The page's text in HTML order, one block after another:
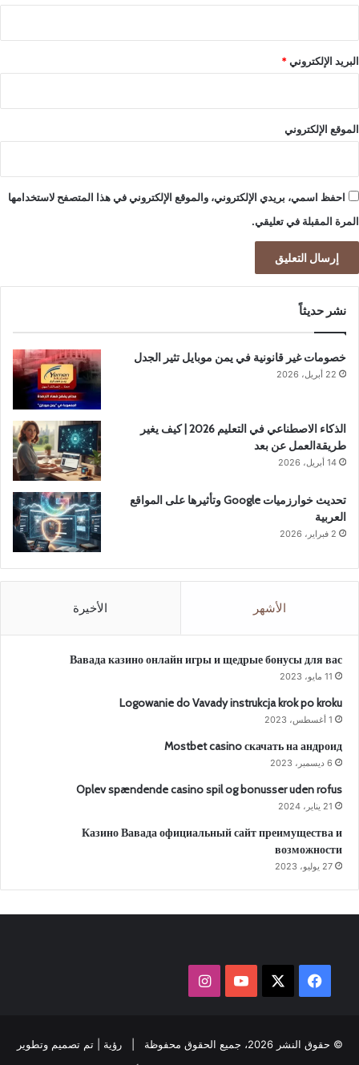
البريد الإلكتروني*
الموقع الإلكتروني
احفظ اسمي، بريدي الإلكتروني، والموقع الإلكتروني في هذا المتصفح لاستخدامها
المرة المقبلة في تعليقي.
نشر حديثاً
خصومات غير قانونية في يمن موبايل تثير الجدل
22 أبريل، 2026
الذكاء الاصطناعي في التعليم 2026 | كيف يغير
طريقةالعمل عن بعد
14 أبريل، 2026
تحديث خوارزميات Google وتأثيرها على المواقع
العربية
2 فبراير، 2026
الأشهر الأخيرة
Вавада казино онлайн игры и щедрые бонусы для вас
11 مايو، 2023
Logowanie do Vavady instrukcja krok po kroku
1 أغسطس، 2023
Mostbet casino скачать на андроид
6 ديسمبر، 2023
Oplev spændende casino spil og bonusser uden rofus
21 يناير، 2024
Казино Вавада официальный сайт преимущества и
возможности
27 يوليو، 2023
فيسبوك ‫YouTubeانستقرام
© حقوق النشر 2026، جميع الحقوق محفوظة | رؤية | تم تصميم وتطوير